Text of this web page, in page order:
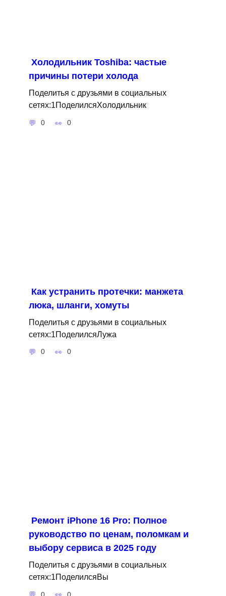
Холодильник Toshiba: частые
причины потери холода
Поделитья с друзьями в социальных
сетях:1ПоделилсяХолодильник
0 0
Как устранить протечки: манжета
люка, шланги, хомуты
Поделитья с друзьями в социальных
сетях:1ПоделилсяЛужа
0 0
Ремонт iPhone 16 Pro: Полное
руководство по ценам, поломкам и
выбору сервиса в 2025 году
Поделитья с друзьями в социальных
сетях:1ПоделилсяВы